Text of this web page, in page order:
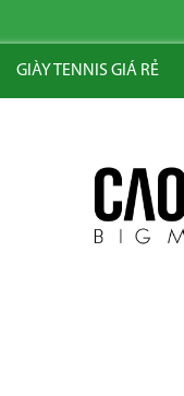
GIÀY TENNIS GIÁ RẺ